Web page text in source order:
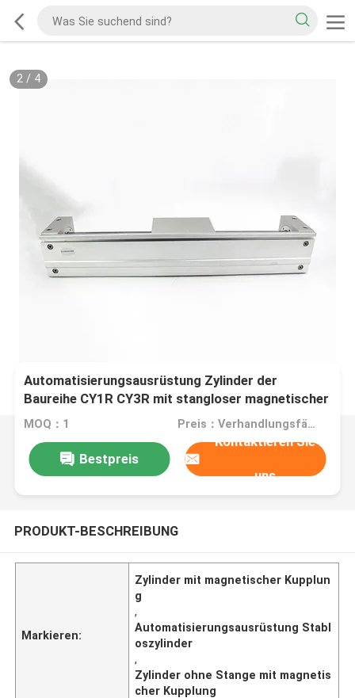
2/ 4
Automatisierungsausrüstung Zylinder der
Baureihe CY1R CY3R mit stangloser magnetischer
Kupplung
MOQ：1 Preis：Verhandlungsfähig
Bestpreis
Kontaktieren Sie
uns
PRODUKT-BESCHREIBUNG
Markieren:
Zylinder mit magnetischer Kupplun
g
,
Automatisierungsausrüstung Stabl
oszylinder
,
Zylinder ohne Stange mit magnetis
cher Kupplung